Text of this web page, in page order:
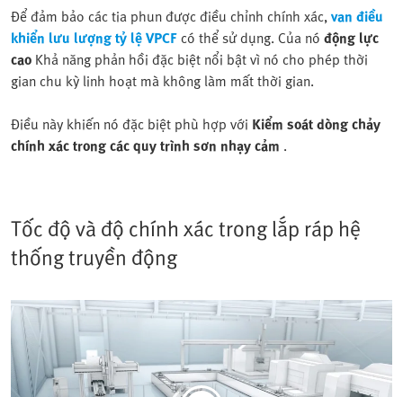
Để đảm bảo các tia phun được điều chỉnh chính xác,van điều
khiển lưu lượng tỷ lệ VPCFcó thể sử dụng. Của nó động lực
cao Khả năng phản hồi đặc biệt nổi bật vì nó cho phép thời
gian chu kỳ linh hoạt mà không làm mất thời gian.
Điều này khiến nó đặc biệt phù hợp với Kiểm soát dòng chảy
chính xác trong các quy trình sơn nhạy cảm .
Tốc độ và độ chính xác trong lắp ráp hệ
thống truyền động